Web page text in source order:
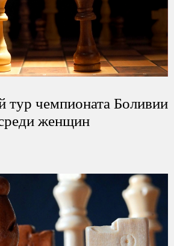
тур чемпионата Боливии
женщин